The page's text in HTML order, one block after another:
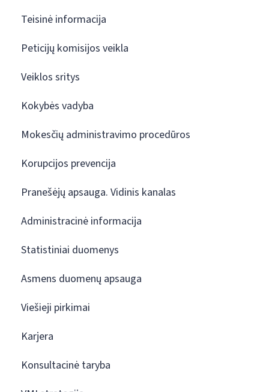
Teisinė informacija
Peticijų komisijos veikla
Veiklos sritys
Kokybės vadyba
Mokesčių administravimo procedūros
Korupcijos prevencija
Pranešėjų apsauga. Vidinis kanalas
Administracinė informacija
Statistiniai duomenys
Asmens duomenų apsauga
Viešieji pirkimai
Karjera
Konsultacinė taryba